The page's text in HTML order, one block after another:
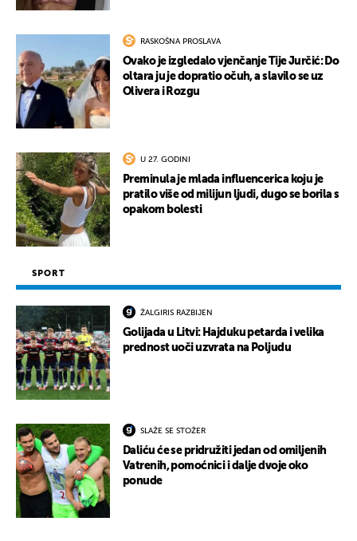
RASKOŠNA PROSLAVA
Ovako je izgledalo vjenčanje Tije Jurčić: Do
oltara ju je dopratio očuh, a slavilo se uz
Olivera i Rozgu
U 27. GODINI
Preminula je mlada influencerica koju je
pratilo više od milijun ljudi, dugo se borila s
opakom bolesti
SPORT
ŽALGIRIS RAZBIJEN
Golijada u Litvi: Hajduku petarda i velika
prednost uoči uzvrata na Poljudu
SLAŽE SE STOŽER
Daliću će se pridružiti jedan od omiljenih
Vatrenih, pomoćnici i dalje dvoje oko
ponude